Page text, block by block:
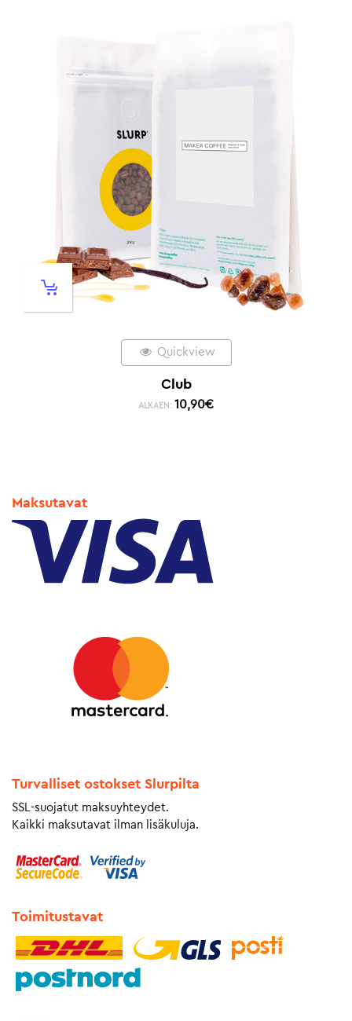
Quickview
Club
ALKAEN: 10,90€
Maksutavat
Turvalliset ostokset Slurpilta
SSL-suojatut maksuyhteydet.
Kaikki maksutavat ilman lisäkuluja.
Toimitustavat